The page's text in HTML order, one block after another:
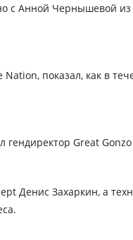
с Анной Чернышевой
показал, как в
гендиректор Great
Денис Захаркин, а